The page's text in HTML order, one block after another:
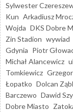
Sylwester
Kun Arkadiusz
Wojda DKS Dobre
Zin Stadion wywiad
Gdynia Piotr
Michał Alancewicz
Tomkiewicz
Łopatko Dolcan
Barczewo Dawid
Dobre Miasto